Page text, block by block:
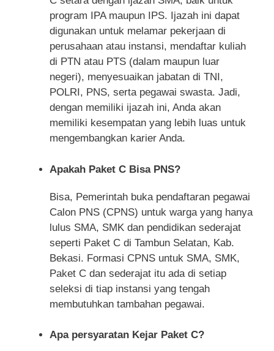
program IPA maupun IPS. Ijazah ini dapat
digunakan untuk melamar pekerjaan di
perusahaan atau instansi, mendaftar kuliah
di PTN atau PTS (dalam maupun luar
negeri), menyesuaikan jabatan di TNI,
POLRI, PNS, serta pegawai swasta. Jadi,
dengan memiliki ijazah ini, Anda akan
memiliki kesempatan yang lebih luas untuk
mengembangkan karier Anda.
Apakah Paket C Bisa PNS?
Bisa, Pemerintah buka pendaftaran pegawai
Calon PNS (CPNS) untuk warga yang hanya
lulus SMA, SMK dan pendidikan sederajat
seperti Paket C di Tambun Selatan, Kab.
Bekasi. Formasi CPNS untuk SMA, SMK,
Paket C dan sederajat itu ada di setiap
seleksi di tiap instansi yang tengah
membutuhkan tambahan pegawai.
Apa persyaratan Kejar Paket C?